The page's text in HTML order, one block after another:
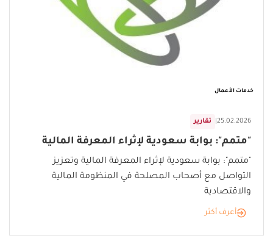
خدمات الأعمال
تقارير 25.02.2026
"متمم": بوابة سعودية لإثراء المعرفة المالية
"متمم": بوابة سعودية لإثراء المعرفة المالية وتعزيز
التواصل مع أصحاب المصلحة في المنظومة المالية
والاقتصادية
أعرف أكثر